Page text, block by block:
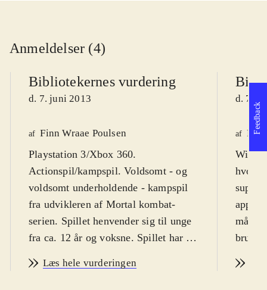
Anmeldelser (4)
Bibliotekernes vurdering
d. 7. juni 2013
af Finn Wraae Poulsen
Playstation 3/Xbox 360.
Actionspil/kampspil. Voldsomt - og
voldsomt underholdende - kampspil
fra udvikleren af Mortal kombat-
serien. Spillet henvender sig til unge
fra ca. 12 år og voksne. Spillet har en
overraskende ikon for vold. Spillet er
Læs hele vurderingen
d. 7.
af
WiiU.
hvor
fra 13
Feedback